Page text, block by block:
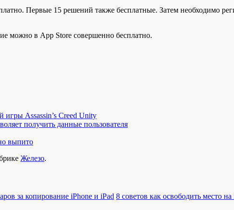
Первые 15 решений также бесплатные. Затем необходимо
можно в App Store совершенно бесплатно.
Assassin’s Creed Unity
получить данные пользователя
выпито
Железо.
за копирование iPhone и iPad 8 советов как освободить место